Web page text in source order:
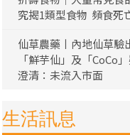
究揭1類型食物 頻食死
仙草農藥丨內地仙草驗
「鮮芋仙」及「CoCo
澄清：未流入市面
生活訊息